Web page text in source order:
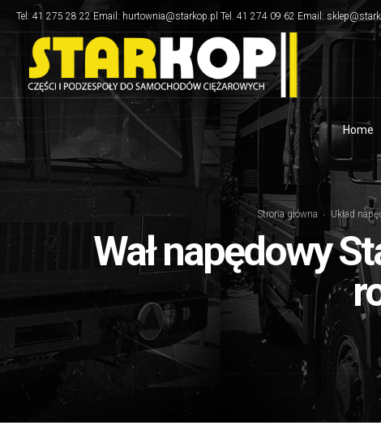
Tel: 41 275 28 22 Email: hurtownia@starkop.pl Tel. 41 274 09 62 Email:
Home
Strona główna Układ
Wał napędowy